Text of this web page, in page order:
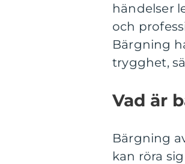
händelser
och
Bärgning
trygghet,
Vad är
Bärgning
kan röra